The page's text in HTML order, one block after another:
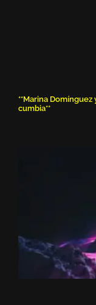
**Marina Domínguez
cumbia**